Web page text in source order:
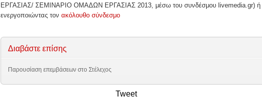
ΕΡΓΑΣΙΑΣ/ ΣΕΜΙΝΑΡΙΟ ΟΜΑΔΩΝ ΕΡΓΑΣΙΑΣ 2013, μέσω του συνδέσμου livemedia.gr) ή
ενεργοποιώντας τον ακόλουθο σύνδεσμο
Διαβάστε επίσης
Παρουσίαση επεμβάσεων στο Στέλεχος
Tweet